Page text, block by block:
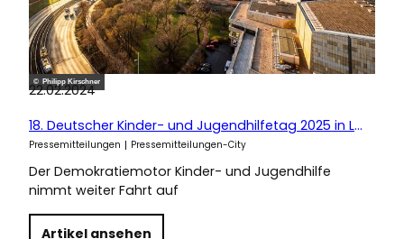
© Philipp Kirschner
22.02.2024
18. Deutscher Kinder- und Jugendhilfetag 2025 in Leipzig
Pressemitteilungen Pressemitteilungen-City
Der Demokratiemotor Kinder- und Jugendhilfe
nimmt weiter Fahrt auf
Artikel ansehen